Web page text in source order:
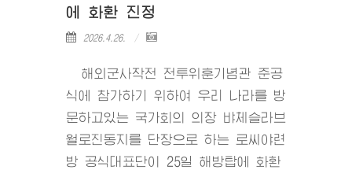
에 화환 진정
2026.4.26.
해외군사작전 전투위훈기념관 준공
식에 참가하기 위하여 우리 나라를 방
문하고있는 국가회의 의장 뱌체슬라브
월로진동지를 단장으로 하는 로씨야련
방 공식대표단이 25일 해방탑에 화환